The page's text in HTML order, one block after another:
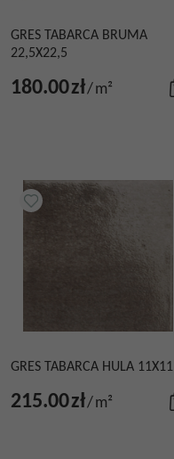
GRES TABARCA BRUMA
22,5X22,5
180.00zł/m²
GRES TABARCA HULA 11X11
215.00zł/m²